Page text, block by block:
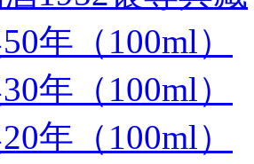
年（100ml）
年（100ml）
年（100ml）